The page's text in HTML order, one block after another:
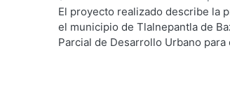
de Servicios de Información.,
Domínguez, Luis Enrique
El proyecto realizado describe la
el municipio de Tlalnepantla de
Parcial de Desarrollo Urbano